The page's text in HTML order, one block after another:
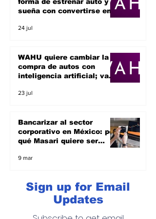
sueña con convertirse en
24 jul
WAHU quiere cambiar la
compra de autos con
inteligencia artificial; va
unicornio
23 jul
Bancarizar al sector
corporativo en México: por
qué Masari quiere ser
empresas
9 mar
Sign up for Email
Updates